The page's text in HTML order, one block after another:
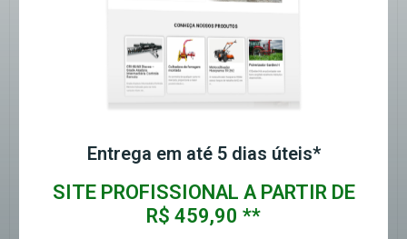
Entrega em até 5 dias úteis*
SITE PROFISSIONAL A PARTIR DE
R$ 459,90 **